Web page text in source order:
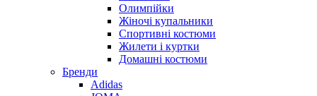
Олимпійки
Жіночі купальники
Спортивні костюми
Жилети і куртки
Домашні костюми
Бренди
Adidas